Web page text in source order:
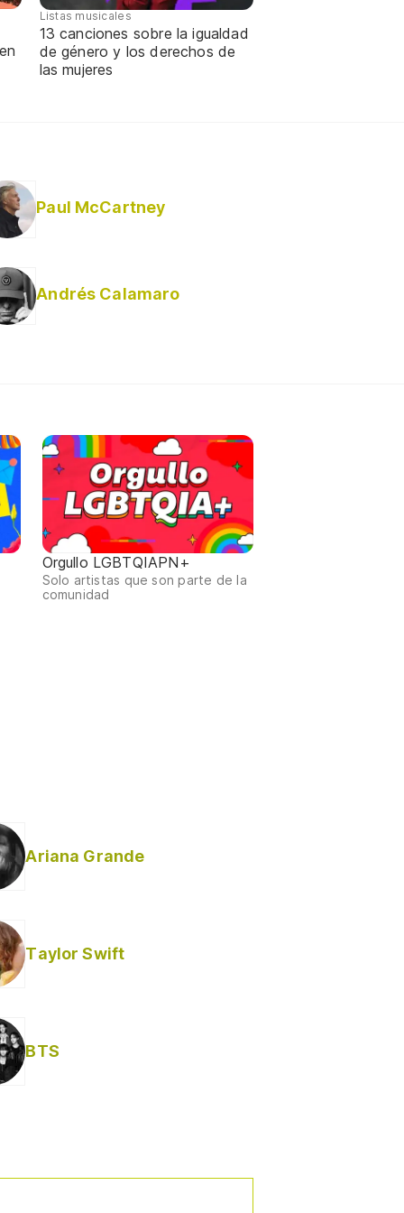
Listas musicales
13 canciones sobre la igualdad
de género y los derechos de
las mujeres
Paul McCartney
Andrés Calamaro
Orgullo LGBTQIAPN+
Solo artistas que son parte de la
comunidad
Ariana Grande
Taylor Swift
BTS